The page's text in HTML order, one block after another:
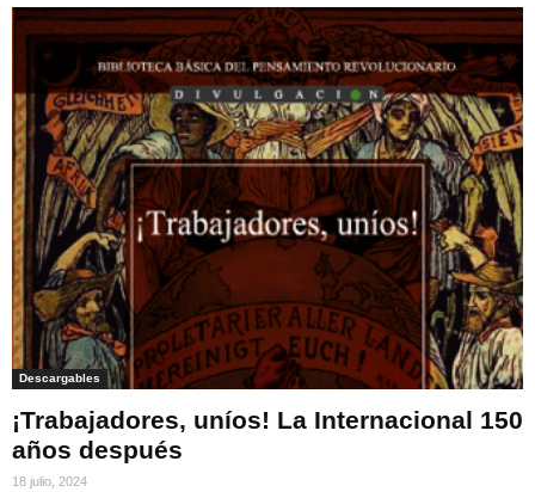
Descargables
¡Trabajadores, uníos! La Internacional 150
años después
18 julio, 2024